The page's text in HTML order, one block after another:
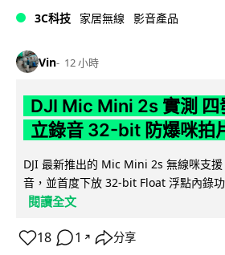
3C科技 家居無線 影音產品
Vin 12 小時
DJI Mic Mini 2s 實測 四
立錄音 32-bit 防爆咪拍
DJI 最新推出的 Mic Mini 2s 無線咪支
音，並首度下放 32-bit Float 浮點內錄
閱讀全文
18 1 ↗ 分享